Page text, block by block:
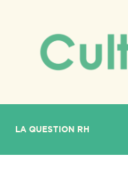
LA QUESTION RH